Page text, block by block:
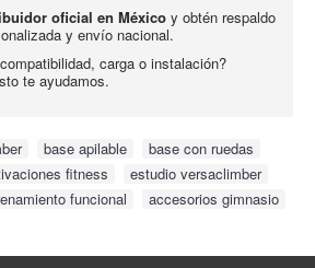
oficial en México y obtén respaldo
y envío nacional.
carga o instalación?
te ayudamos.
base apilable base con ruedas
fitness estudio versaclimber
funcional accesorios gimnasio